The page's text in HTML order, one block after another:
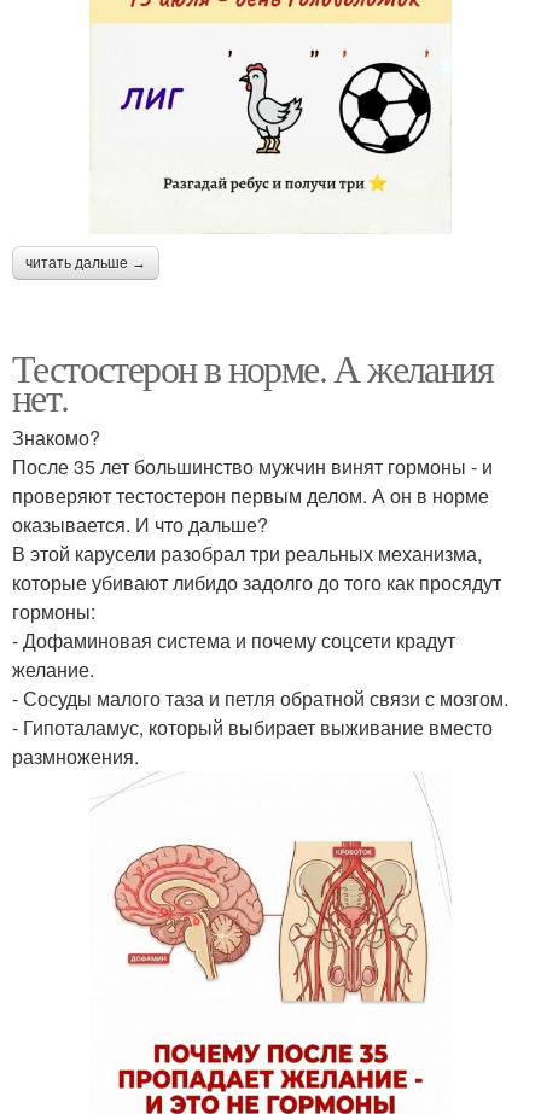
читать дальше →
Тестостерон в норме. А желания
нет.
Знакомо?
После 35 лет большинство мужчин винят гормоны - и
проверяют тестостерон первым делом. А он в норме
оказывается. И что дальше?
В этой карусели разобрал три реальных механизма,
которые убивают либидо задолго до того как просядут
гормоны:
- Дофаминовая система и почему соцсети крадут
желание.
- Сосуды малого таза и петля обратной связи с мозгом.
- Гипоталамус, который выбирает выживание вместо
размножения.